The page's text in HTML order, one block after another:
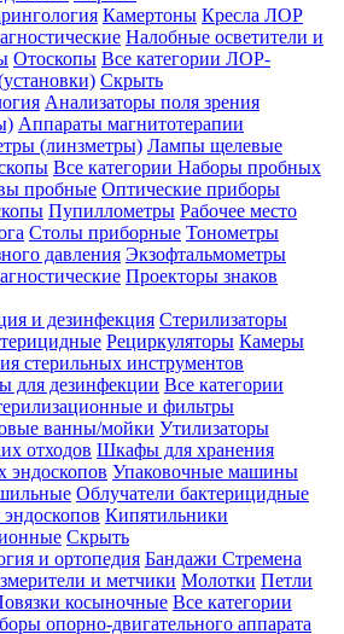
Камертоны Кресла ЛОР
Налобные осветители и
Отоскопы Все категории ЛОР-
Скрыть
Анализаторы поля зрения
Аппараты магнитотерапии
(линзметры) Лампы щелевые
Все категории Наборы пробных
пробные Оптические приборы
Пупиллометры Рабочее место
Столы приборные Тонометры
давления Экзофтальмометры
Проекторы знаков
и дезинфекция Стерилизаторы
Рециркуляторы Камеры
стерильных инструментов
для дезинфекции Все категории
и фильтры
ванны/мойки Утилизаторы
отходов Шкафы для хранения
эндоскопов Упаковочные машины
Облучатели бактерицидные
Кипятильники
Скрыть
и ортопедия Бандажи Стремена
и метчики Молотки Петли
косыночные Все категории
опорно-двигательного аппарата